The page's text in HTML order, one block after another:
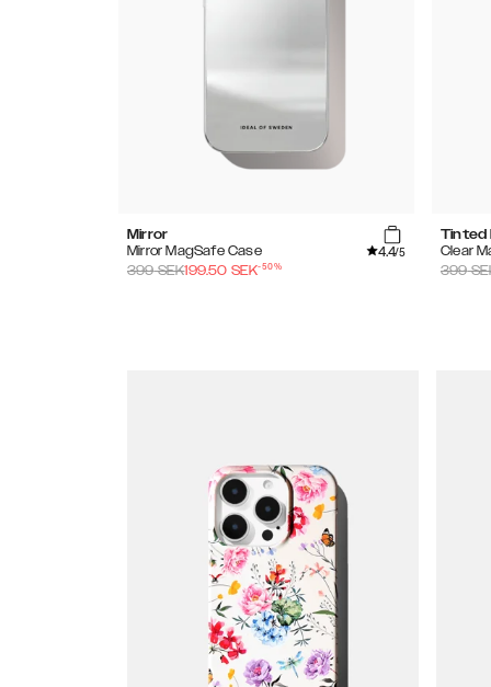
Mirror
Mirror MagSafe Case
4.4/5
399SEK199.50 SEK-50%
Tinted
Clear
399